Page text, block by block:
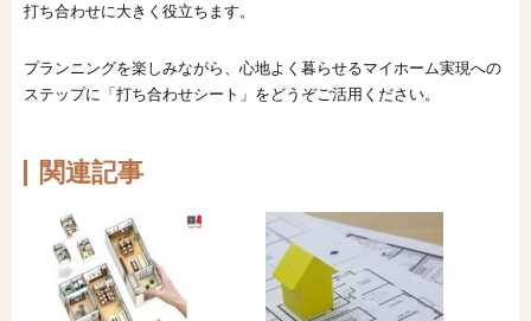
打ち合わせに大きく役立ちます。
プランニングを楽しみながら、心地よく暮らせるマイホーム実現への
ステップに「打ち合わせシート」をどうぞご活用ください。
関連記事